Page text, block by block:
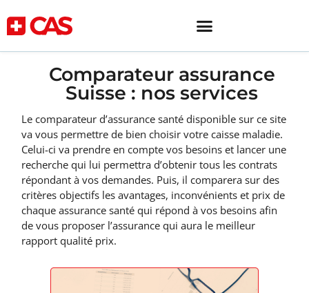
Comparateur assurance
Suisse : nos services
Le comparateur d’assurance santé disponible sur ce site
va vous permettre de bien choisir votre caisse maladie.
Celui-ci va prendre en compte vos besoins et lancer une
recherche qui lui permettra d’obtenir tous les contrats
répondant à vos demandes. Puis, il comparera sur des
critères objectifs les avantages, inconvénients et prix de
chaque assurance santé qui répond à vos besoins afin
de vous proposer l’assurance qui aura le meilleur
rapport qualité prix.